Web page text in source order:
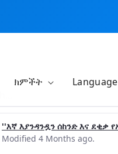
ክምችት Language
''እኛ እያንዳንዷን ሰከንድ እና
Modified 4 Months ago.